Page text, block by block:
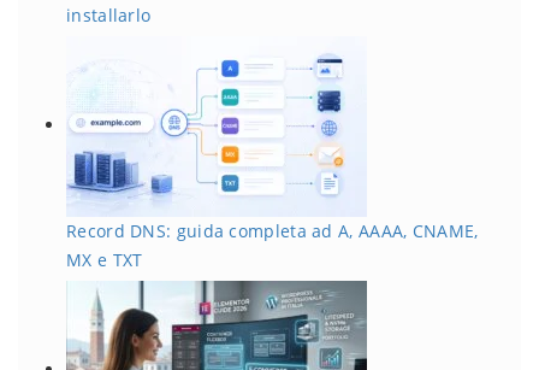
installarlo
Record DNS: guida completa ad A, AAAA, CNAME,
MX e TXT